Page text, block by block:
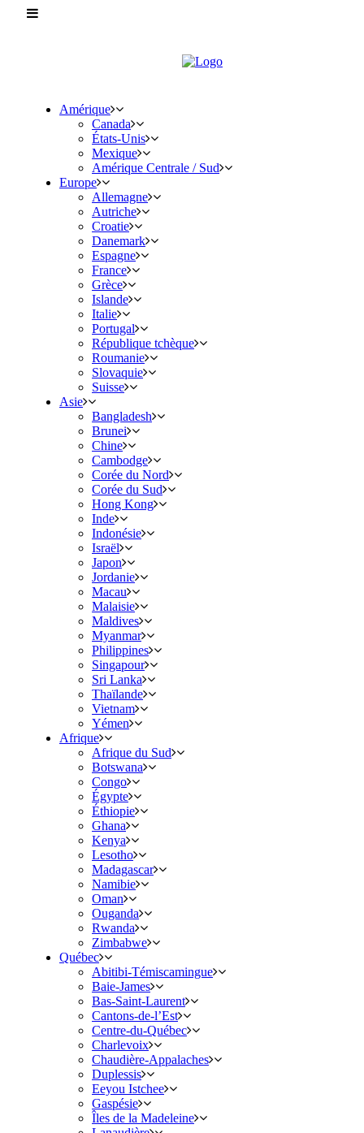
Amérique
Canada
États-Unis
Mexique
Amérique Centrale / Sud
Europe
Allemagne
Autriche
Croatie
Danemark
Espagne
France
Grèce
Islande
Italie
Portugal
République tchèque
Roumanie
Slovaquie
Suisse
Asie
Bangladesh
Brunei
Chine
Cambodge
Corée du Nord
Corée du Sud
Hong Kong
Inde
Indonésie
Israël
Japon
Jordanie
Macau
Malaisie
Maldives
Myanmar
Philippines
Singapour
Sri Lanka
Thaïlande
Vietnam
Yémen
Afrique
Afrique du Sud
Botswana
Congo
Égypte
Éthiopie
Ghana
Kenya
Lesotho
Madagascar
Namibie
Oman
Ouganda
Rwanda
Zimbabwe
Québec
Abitibi-Témiscamingue
Baie-James
Bas-Saint-Laurent
Cantons-de-l’Est
Centre-du-Québec
Charlevoix
Chaudière-Appalaches
Duplessis
Eeyou Istchee
Gaspésie
Îles de la Madeleine